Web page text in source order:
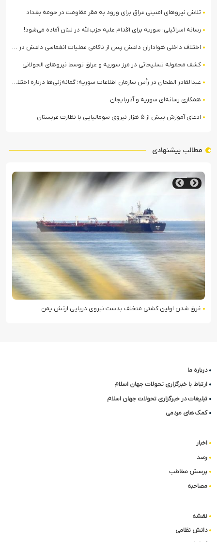
تلاش نیروهای امنیتی عراق برای ورود به مقر مقاومت در حومه بغداد
رسانه اسرائیلی: سوریه برای اقدام علیه حزب‌الله در لبنان آماده می‌شود!
اختلاف داخلی هواداران داعش پس از ناکامی عملیات انغماسی داعش در رقه
کشف محموله تسلیحاتی در مرز سوریه و عراق توسط نیروهای الجولانی
عبدالقادر الطحان در رأس سازمان اطلاعات سوریه؛ گمانه‌زنی‌ها درباره اختلافات در ساختار امنیتی
همکاری رسانه‌ای سوریه و آذربایجان
ادعای آموزش بیش از ۵ هزار نیروی سومالیایی با نظارت عربستان
مطالب پیشنهادی
غرق شدن اولین کشتی متخلف بدست نیروی دریایی ارتش یمن
درباره ما
ارتباط با خبرگزاری تحولات جهان اسلام
تبلیغات در خبرگزاری تحولات جهان اسلام
کمک های مردمی
اخبار
رصد
پرسش مخاطب
مصاحبه
نقشه
دانش نظامی